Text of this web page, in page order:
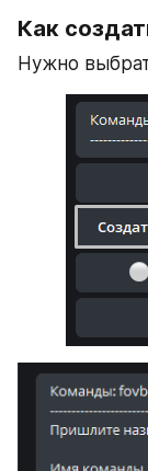
Как
Нужно